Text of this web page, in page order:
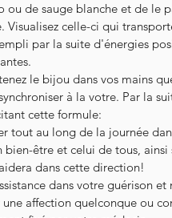
de sauge blanche et de le
Visualisez celle-ci qui
par la suite d'énergies
le bijou dans vos mains
à la votre. Par la
cette formule:
tout au long de la journée
bien-être et celui de tous,
dans cette direction!
dans votre guérison et
affection quelconque ou